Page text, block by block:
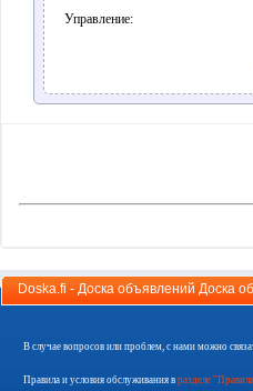
Управление:
Doska.fi - Доска объявлений Доска
В случае вопросов или проблем, с нами можно
Правила и условия обслуживания в разделе